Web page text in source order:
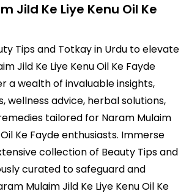
Jild Ke Liye Kenu Oil Ke
Tips and Totkay in Urdu to elevate
Jild Ke Liye Kenu Oil Ke Fayde
a wealth of invaluable insights,
wellness advice, herbal solutions,
tailored for Naram Mulaim
Ke Fayde enthusiasts. Immerse
collection of Beauty Tips and
curated to safeguard and
Mulaim Jild Ke Liye Kenu Oil Ke